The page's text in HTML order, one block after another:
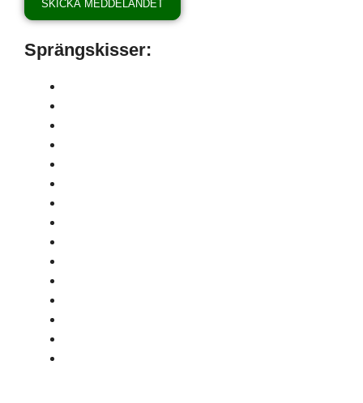
SKICKA MEDDELANDET
Sprängskisser: